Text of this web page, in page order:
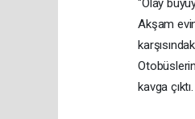
"Olay
Akşam
kavga